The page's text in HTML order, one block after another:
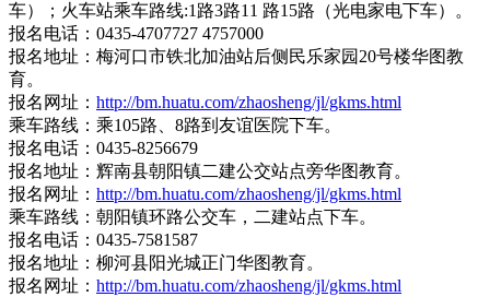
车）；火车站乘车路线:1路3路11 路15路（光电家电下车）。
报名电话：0435-4707727 4757000
报名地址：梅河口市铁北加油站后侧民乐家园20号楼华图教
育。
报名网址： http://bm.huatu.com/zhaosheng/jl/gkms.html
乘车路线：乘105路、8路到友谊医院下车。
报名电话：0435-8256679
报名地址：辉南县朝阳镇二建公交站点旁华图教育。
报名网址： http://bm.huatu.com/zhaosheng/jl/gkms.html
乘车路线：朝阳镇环路公交车，二建站点下车。
报名电话：0435-7581587
报名地址：柳河县阳光城正门华图教育。
报名网址： http://bm.huatu.com/zhaosheng/jl/gkms.html